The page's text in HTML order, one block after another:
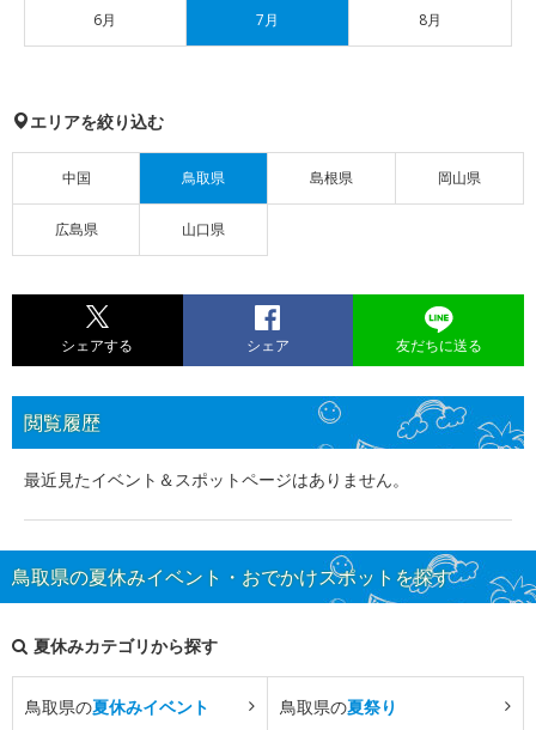
6月 7月 8月
エリアを絞り込む
中国 鳥取県 島根県 岡山県
広島県 山口県
シェアする シェア 友だちに送る
閲覧履歴
最近見たイベント＆スポットページはありません。
鳥取県の夏休みイベント・おでかけスポットを探す
夏休みカテゴリから探す
鳥取県の夏休みイベント 鳥取県の夏祭り